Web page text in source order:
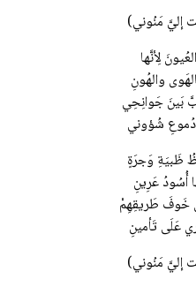
إليَّ مَنُوني)
لِأنَّها
والهُونِ
بَينَ جَوانِحِي
شُؤوني
ظَبيَةِ وَجرَةٍ
أُسُودُ عَرِينِ
خَوفَ طَريقِهِمْ
عَلَى تَأمينِ
إليَّ مَنُوني)